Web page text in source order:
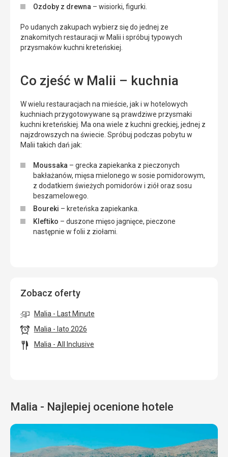
Ozdoby z drewna – wisiorki, figurki.
Po udanych zakupach wybierz się do jednej ze
znakomitych restauracji w Malii i spróbuj typowych
przysmaków kuchni kreteńskiej.
Co zjeść w Malii – kuchnia
W wielu restauracjach na mieście, jak i w hotelowych
kuchniach przygotowywane są prawdziwe przysmaki
kuchni kreteńskiej. Ma ona wiele z kuchni greckiej, jednej z
najzdrowszych na świecie. Spróbuj podczas pobytu w
Malii takich dań jak:
Moussaka – grecka zapiekanka z pieczonych
bakłażanów, mięsa mielonego w sosie pomidorowym,
z dodatkiem świeżych pomidorów i ziół oraz sosu
beszamelowego.
Boureki – kreteńska zapiekanka.
Kleftiko – duszone mięso jagnięce, pieczone
następnie w folii z ziołami.
Zobacz oferty
Malia - Last Minute
Malia - lato 2026
Malia - All Inclusive
Malia - Najlepiej ocenione hotele